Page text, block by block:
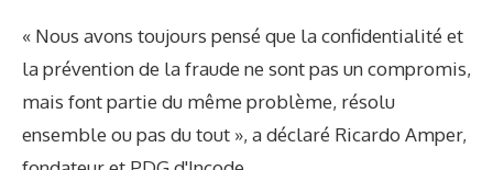
« Nous avons toujours pensé que la confidentialité et
la prévention de la fraude ne sont pas un compromis,
mais font partie du même problème, résolu
ensemble ou pas du tout », a déclaré Ricardo Amper,